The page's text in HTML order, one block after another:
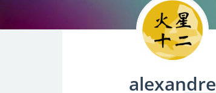
alexandre